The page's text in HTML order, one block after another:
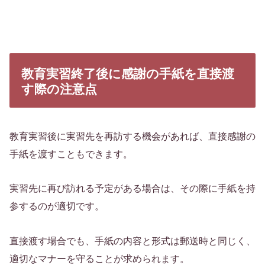
教育実習終了後に感謝の手紙を直接渡
す際の注意点
教育実習後に実習先を再訪する機会があれば、直接感謝の
手紙を渡すこともできます。
実習先に再び訪れる予定がある場合は、その際に手紙を持
参するのが適切です。
直接渡す場合でも、手紙の内容と形式は郵送時と同じく、
適切なマナーを守ることが求められます。